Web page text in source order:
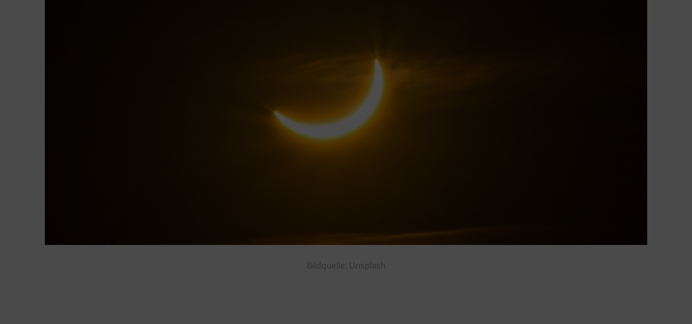
Bildquelle: Unsplash